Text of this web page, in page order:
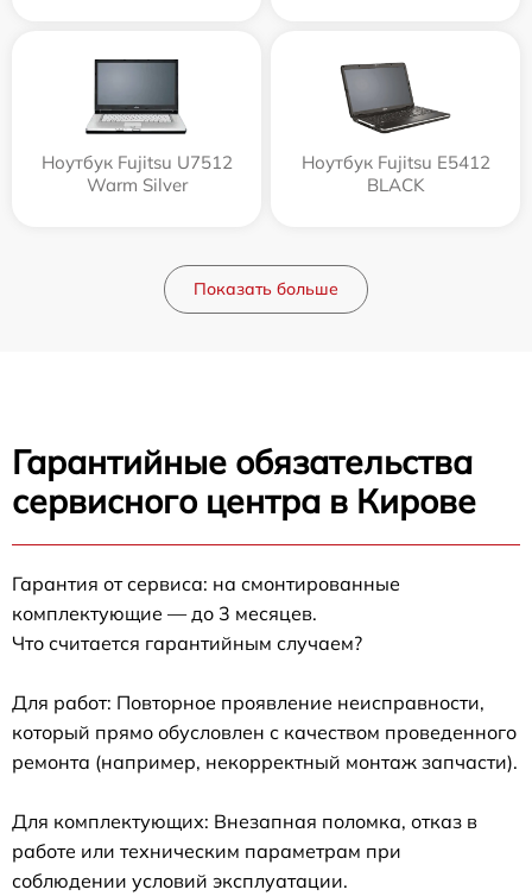
Ноутбук Fujitsu U7512
Warm Silver
Ноутбук Fujitsu E5412
BLACK
Показать больше
Гарантийные обязательства
сервисного центра в Кирове
Гарантия от сервиса: на смонтированные
комплектующие — до 3 месяцев.
Что считается гарантийным случаем?
Для работ: Повторное проявление неисправности,
который прямо обусловлен с качеством проведенного
ремонта (например, некорректный монтаж запчасти).
Для комплектующих: Внезапная поломка, отказ в
работе или техническим параметрам при
соблюдении условий эксплуатации.